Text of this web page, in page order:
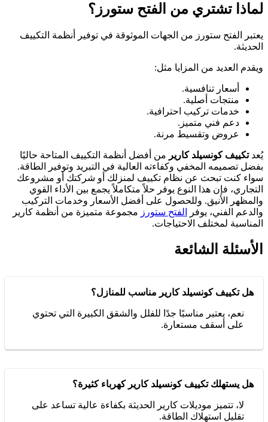
لماذا تشتري من الفتح ستورز؟
يعتبر الفتح ستورز من الجهات الموثوقة في توفير أنظمة التكييف
الحديثة.
ويقدم العديد من المزايا مثل:
أسعار تنافسية.
منتجات أصلية.
خدمات تركيب احترافية.
دعم فني متميز.
عروض وتقسيط مرنة.
يُعدتكييف كونسيلد كارير من أفضل أنظمة التكييف المتاحة حاليًا
بفضل تصميمه المخفي وكفاءته العالية في التبريد وتوفير الطاقة.
سواء كنت تبحث عن نظام تكييف لمنزلك أو شركتك أو مشروعك
التجاري، فإن هذا النوع يوفر حلاً متكاملاً يجمع بين الأداء القوي
والمظهر الأنيق. وللحصول على أفضل الأسعار وخدمات التركيب
والدعم الفني، يوفر
الفتح ستورز مجموعة متميزة من أنظمة كارير
المناسبة لمختلف الاحتياجات.
الأسئلة الشائعة
هل تكييف كونسيلد كارير مناسب للمنازل؟
نعم، يعتبر مناسبًا جدًا للفلل والشقق الكبيرة التي تحتوي
على أسقف مستعارة.
هل يستهلك تكييف كونسيلد كارير كهرباء كثيرة؟
لا، تتميز موديلات كارير الحديثة بكفاءة عالية تساعد على
تقليل استهلاك الطاقة.